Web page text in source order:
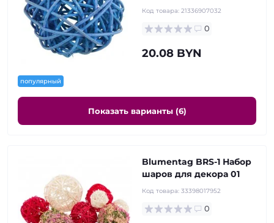
популярный
Код товара: 21336907032
0
20.08 BYN
Показать варианты (6)
Blumentag BRS-1 Набор
шаров для декора 01
Код товара: 33398017952
0